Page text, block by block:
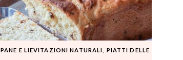
PANE E LIEVITAZIONI NATURALI PIATTI DELLE